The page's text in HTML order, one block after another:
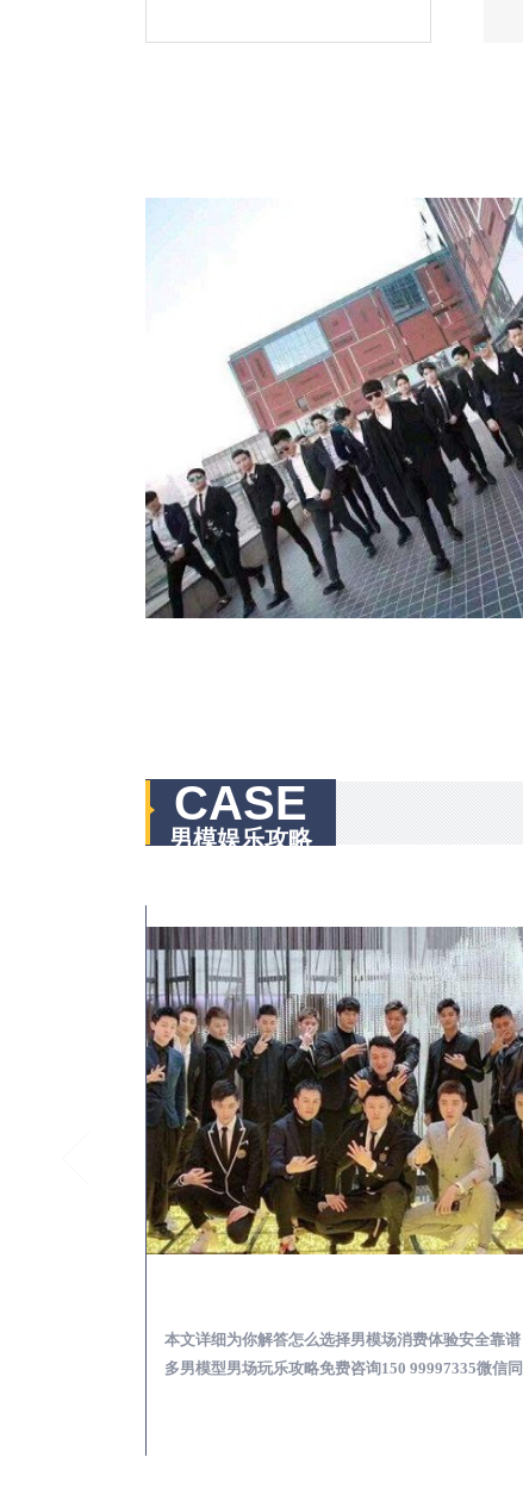
CASE
男模娱乐攻略
本文详细为你解答怎么选择男模场消费体验安全靠
多男模型男场玩乐攻略免费咨询150 99997335微信